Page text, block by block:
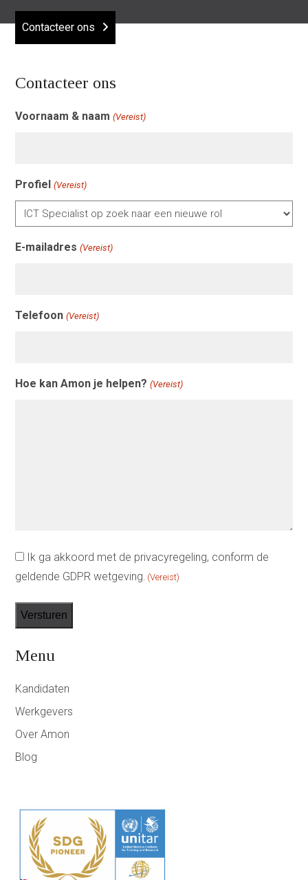
Contacteer ons
Contacteer ons
Voornaam & naam (Vereist)
Profiel (Vereist)
E-mailadres (Vereist)
Telefoon (Vereist)
Hoe kan Amon je helpen? (Vereist)
Instemming
(Vereist)
Ik ga akkoord met de privacyregeling, conform de
geldende GDPR wetgeving. (Vereist)
Menu
Kandidaten
Werkgevers
Over Amon
Blog